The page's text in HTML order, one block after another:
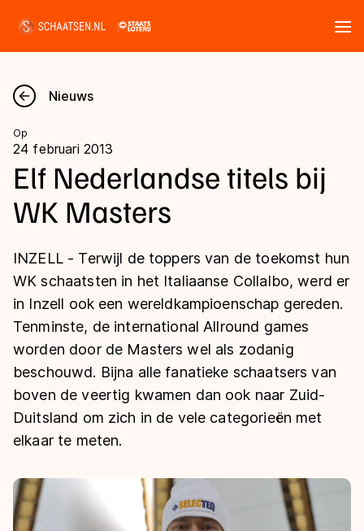
Nieuws
Kalender
Disciplines
Langebaan
Shorttrack
Inlineskaten
Kunstschaatsen
Schoonrijden
Natuurijs
Uitslagen
Langebaan
Shorttrack
Marathon
Inlineskaten
Kunstschaatsen
Tijden & historie
Ranglijsten Langebaan
Persoonlijke records & tijden
Historie & statistiek
De weg op
Inschrijven wedstrijden
Algemene Nederlandse Schaatstijd
Waar kan ik schaatsen en skaten?
Schaatsfans
Evenementen
Tickets
Olympische Spelen
Olympische Spelen
Nieuws
Op
24 februari 2013
Elf Nederlandse titels bij
WK Masters
INZELL - Terwijl de toppers van de toekomst hun
WK schaatsten in het Italiaanse Collalbo, werd er
in Inzell ook een wereldkampioenschap gereden.
Tenminste, de international Allround games
worden door de Masters wel als zodanig
beschouwd. Bijna alle fanatieke schaatsers van
boven de veertig kwamen dan ook naar Zuid-
Duitsland om zich in de vele categorieën met
elkaar te meten.